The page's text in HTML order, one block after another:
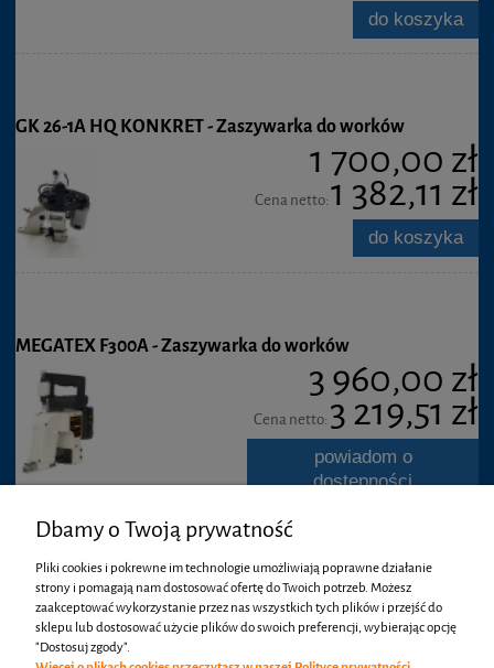
do koszyka
GK 26-1A HQ KONKRET - Zaszywarka do worków
1 700,00 zł
Cena netto:1 382,11 zł
do koszyka
MEGATEX F300A - Zaszywarka do worków
3 960,00 zł
Cena netto: 3 219,51 zł
powiadom o
dostępności
MEGATEX N600H - Zaszywarka do worków
3 950,00 zł
Cena netto:3 211,38 zł
Dbamy o Twoją prywatność
Pliki cookies i pokrewne im technologie umożliwiają poprawne działanie
strony i pomagają nam dostosować ofertę do Twoich potrzeb. Możesz
zaakceptować wykorzystanie przez nas wszystkich tych plików i przejść do
sklepu lub dostosować użycie plików do swoich preferencji, wybierając opcję
"Dostosuj zgody".